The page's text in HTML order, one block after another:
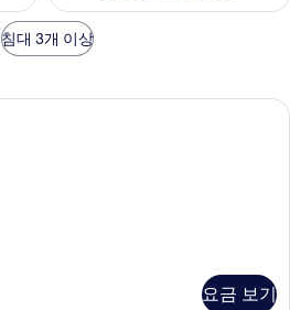
침대 3개 이상
고급 침구, 객실 내 금고, 책상, 노트북
요금 보기